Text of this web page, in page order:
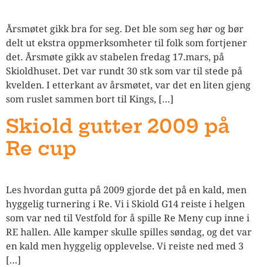
Årsmøtet gikk bra for seg. Det ble som seg hør og bør
delt ut ekstra oppmerksomheter til folk som fortjener
det. Årsmøte gikk av stabelen fredag 17.mars, på
Skioldhuset. Det var rundt 30 stk som var til stede på
kvelden. I etterkant av årsmøtet, var det en liten gjeng
som ruslet sammen bort til Kings, […]
Skiold gutter 2009 på
Re cup
Les hvordan gutta på 2009 gjorde det på en kald, men
hyggelig turnering i Re. Vi i Skiold G14 reiste i helgen
som var ned til Vestfold for å spille Re Meny cup inne i
RE hallen. Alle kamper skulle spilles søndag, og det var
en kald men hyggelig opplevelse. Vi reiste ned med 3
[…]